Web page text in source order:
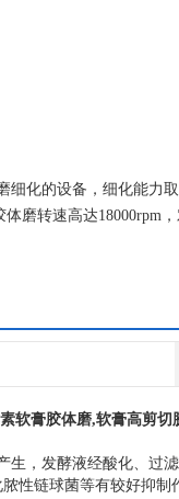
化的设备，细化能力
磨转速高达18000rpm
软膏胶体磨,软膏高剪切
生，发酵液经酸化、过
性链球菌等有较好抑